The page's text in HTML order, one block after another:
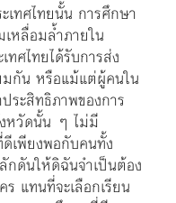
เทศไทยนั้น การศึกษา
หลื่อมล้ำภายใน
ทศไทยได้รับการส่ง
มกัน หรือแม้แต่ผู้คนใน
ระสิทธิภาพของการ
หวัดนั้น ๆ ไม่มี
เพียงพอกับคนทั้ง
กดันให้ดิฉันจำเป็นต้อง
แทนที่จะเลือกเรียน